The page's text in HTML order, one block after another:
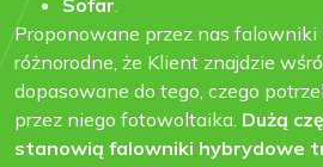
Sofar.
Proponowane przez nas
różnorodne, że Klient znajdzie
dopasowane do tego, czego
przez niego fotowoltaika. Dużą
stanowią falowniki hybrydowe